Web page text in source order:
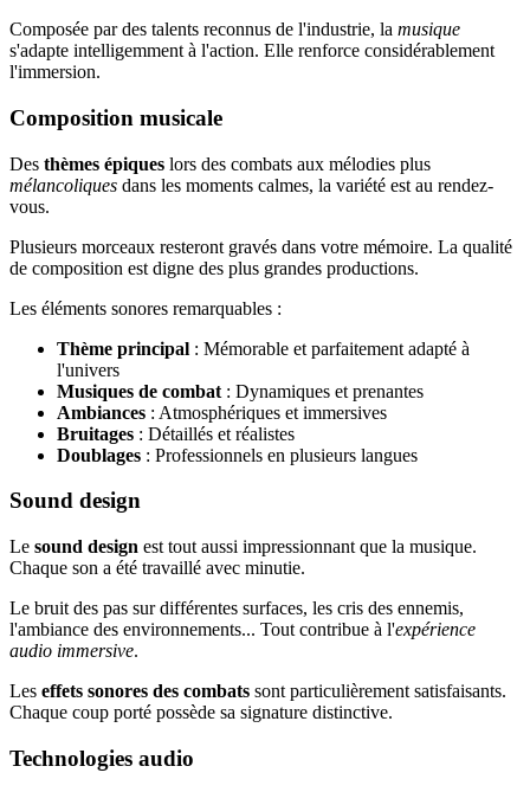
Composée par des talents reconnus de l'industrie, la musique
s'adapte intelligemment à l'action. Elle renforce considérablement
l'immersion.
Composition musicale
Des thèmes épiques lors des combats aux mélodies plus
mélancoliques dans les moments calmes, la variété est au rendez-
vous.
Plusieurs morceaux resteront gravés dans votre mémoire. La qualité
de composition est digne des plus grandes productions.
Les éléments sonores remarquables :
Thème principal : Mémorable et parfaitement adapté à
l'univers
Musiques de combat : Dynamiques et prenantes
Ambiances : Atmosphériques et immersives
Bruitages : Détaillés et réalistes
Doublages : Professionnels en plusieurs langues
Sound design
Le sound design est tout aussi impressionnant que la musique.
Chaque son a été travaillé avec minutie.
Le bruit des pas sur différentes surfaces, les cris des ennemis,
l'ambiance des environnements... Tout contribue à l'expérience
audio immersive.
Les effets sonores des combats sont particulièrement satisfaisants.
Chaque coup porté possède sa signature distinctive.
Technologies audio